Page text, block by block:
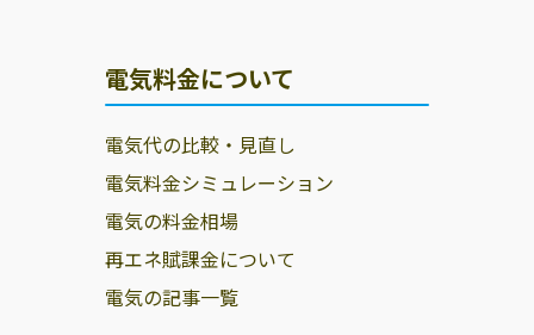
電気料金について
電気代の比較・見直し
電気料金シミュレーション
電気の料金相場
再エネ賦課金について
電気の記事一覧